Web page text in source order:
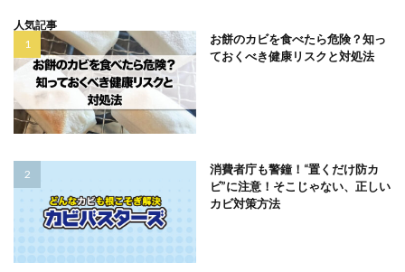
人気記事
お餅のカビを食べたら危険？知っ
ておくべき健康リスクと対処法
消費者庁も警鐘！“置くだけ防カ
ビ”に注意！そこじゃない、正しい
カビ対策方法